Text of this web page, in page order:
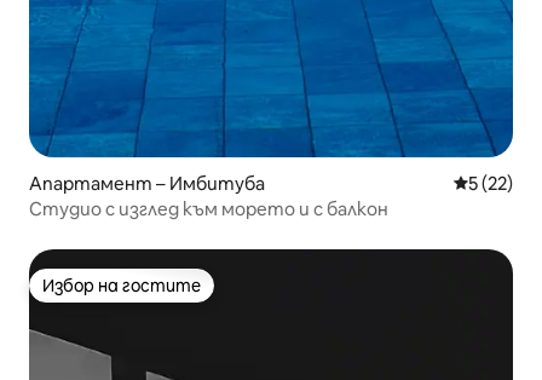
Апартамент – Имбитуба Средна
5 (22)
Студио с изглед към морето и с балкон
Избор на гостите
Избор на гостите